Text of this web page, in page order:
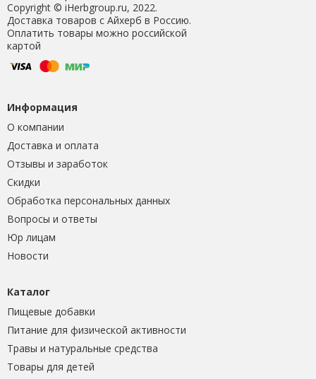
Copyright © iHerbgroup.ru, 2022.
Доставка товаров с Айхерб в Россию.
Оплатить товары можно российской
картой
Информация
О компании
Доставка и оплата
Отзывы и заработок
Скидки
Обработка персональных данных
Вопросы и ответы
Юр лицам
Новости
Каталог
Пищевые добавки
Питание для физической активности
Травы и натуральные средства
Товары для детей